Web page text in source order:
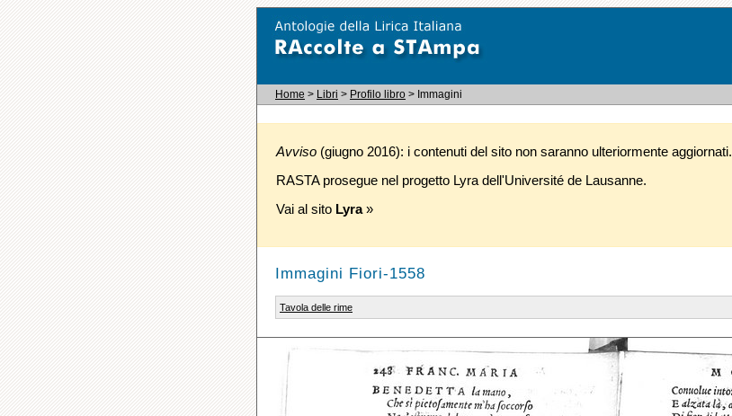
Home > Libri > Profilo libro > Immagini
Avviso (giugno 2016): i contenuti del sito non saranno ulteriormente aggiornati.
RASTA prosegue nel progetto Lyra dell'Université de Lausanne.
Vai al sito Lyra»
Immagini Fiori-1558
Tavola delle rime